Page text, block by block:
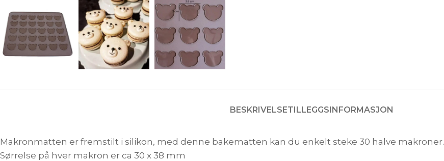
BESKRIVELSETILLEGGSINFORMASJON
Makronmatten er fremstilt i silikon, med denne bakematten kan du enkelt steke 30 halve makroner.
Sørrelse på hver makron er ca 30 x 38 mm